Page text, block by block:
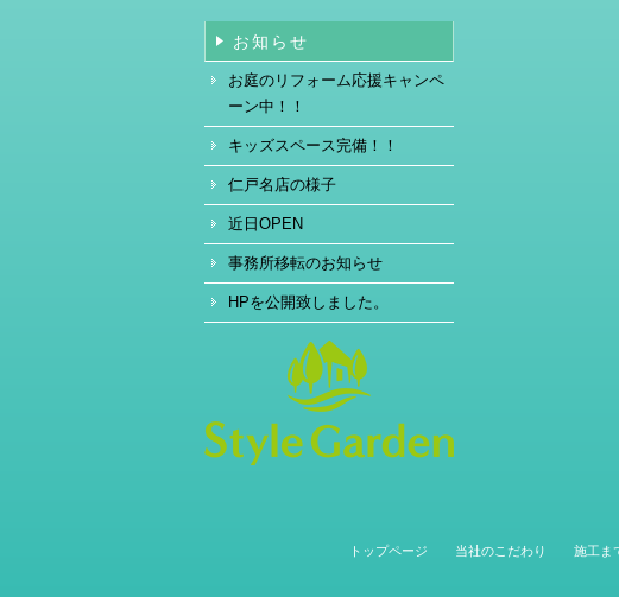
お知らせ
お庭のリフォーム応援キャンペ
ーン中！！
キッズスペース完備！！
仁戸名店の様子
近日OPEN
事務所移転のお知らせ
HPを公開致しました。
トップページ 当社のこだわり 施工ま